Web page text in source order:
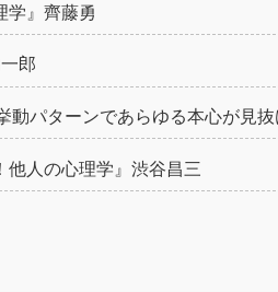
学』齊藤勇
郎
動パターンであらゆる本心が見
他人の心理学』渋谷昌三